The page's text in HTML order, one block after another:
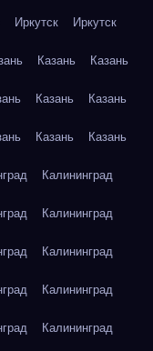
Иркутск Иркутск
Казань Казань
Казань Казань
Казань Казань
Калининград
Калининград
Калининград
Калининград
Калининград